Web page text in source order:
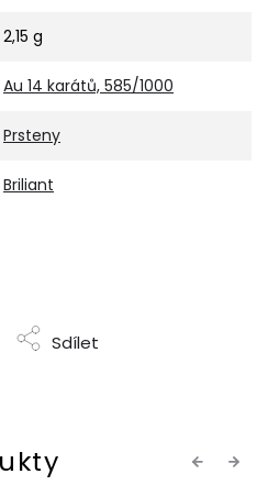
2,15 g
Au 14 karátů, 585/1000
Prsteny
Briliant
Sdílet
Previous
Next